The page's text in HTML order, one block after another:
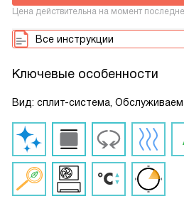
Цена действительна на момент
Все инструкции
Ключевые особенности
Вид: сплит-система,